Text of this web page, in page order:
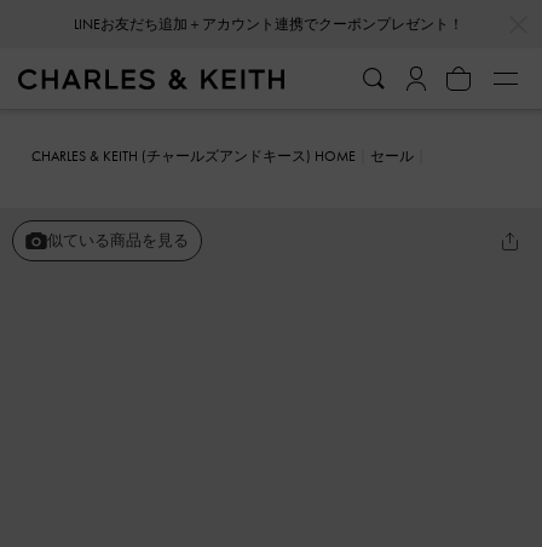
会員登録＋ニュースレター登録で10%OFFクーポンプレゼント！
CHARLES & KEITH (チャールズアンドキース) HOME
セール
似ている商品を見る